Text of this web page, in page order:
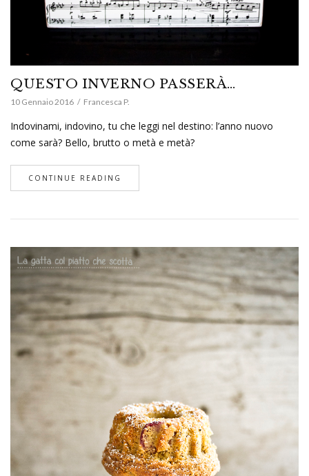
QUESTO INVERNO PASSERÀ…
10 Gennaio 2016 Francesca P.
Indovinami, indovino, tu che leggi nel destino: l’anno nuovo
come sarà? Bello, brutto o metà e metà?
CONTINUE READING